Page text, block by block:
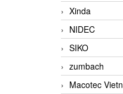
Xinda
NIDEC
SIKO
zumbach
Macotec